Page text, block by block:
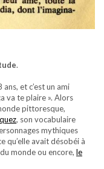
.
et c’est un ami
va te plaire ». Alors
pittoresque,
, son vocabulaire
mythiques
qu’elle avait désobéi à
monde ou encore, le